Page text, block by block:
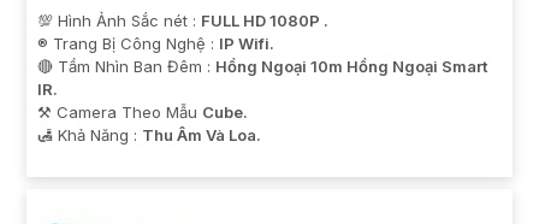
💯 Hình Ảnh Sắc nét : FULL HD 1080P .
®️ Trang Bị Công Nghệ : IP Wifi.
🔴 Tầm Nhìn Ban Đêm : Hồng Ngoại 10m Hồng Ngoại Smart
IR.
⚒ Camera Theo Mẫu Cube.
️🛃 Khả Năng : Thu Âm Và Loa.